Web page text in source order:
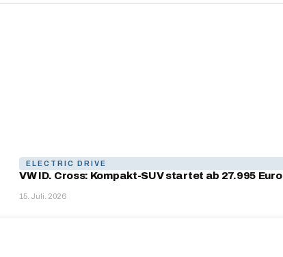
ELECTRIC DRIVE
VW ID. Cross: Kompakt-SUV startet ab 27.995 Euro
15. Juli. 2026